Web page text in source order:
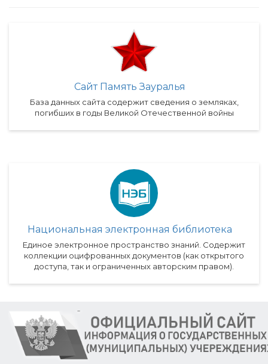
Сайт Память Зауралья
База данных сайта содержит сведения о земляках,
погибших в годы Великой Отечественной войны
Национальная электронная библиотека
Единое электронное пространство знаний. Содержит
коллекции оцифрованных документов (как открытого
доступа, так и ограниченных авторским правом).